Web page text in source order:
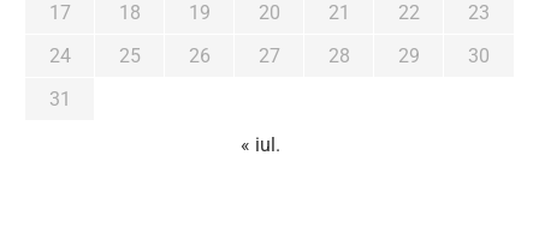
17
18 19 20 21 22
23
24
25 26 27 28 29
30
31
« iul.